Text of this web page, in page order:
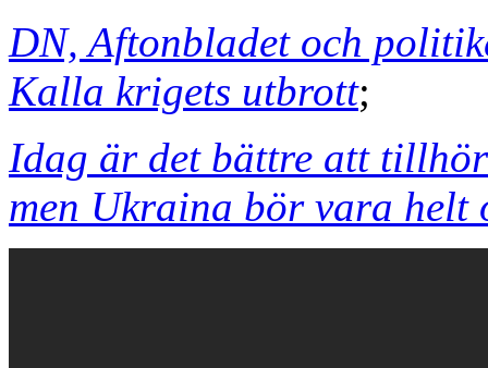
DN, Aftonbladet och
Kalla krigets utbrott;
Idag är det bättre att
men Ukraina bör vara helt